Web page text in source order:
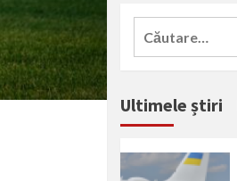
Caută
Ultimele știri